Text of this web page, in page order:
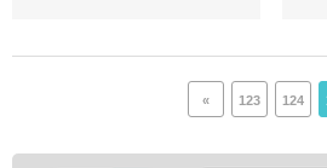
« 123 124